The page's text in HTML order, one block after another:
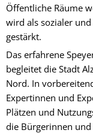
Öffentliche Räume
wird als sozialer
gestärkt.
Das erfahrene
begleitet die Stadt
Nord. In
Expertinnen und
Plätzen und
die Bürgerinnen